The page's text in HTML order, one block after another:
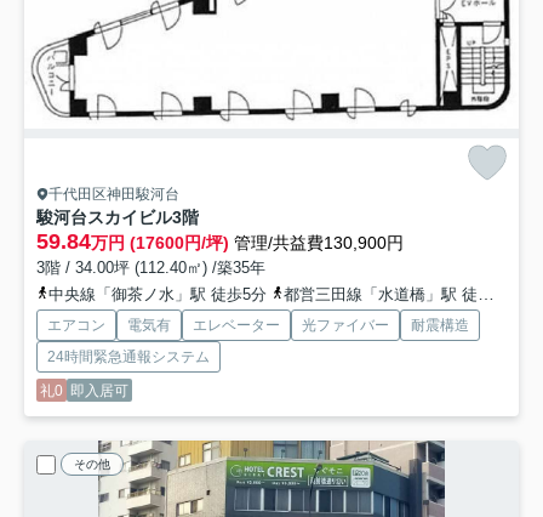
千代田区神田駿河台
駿河台スカイビル3階
59.84万円 (17600円/坪) 管理/共益費130,900円
3階 / 34.00坪 (112.40㎡) /築35年
中央線「御茶ノ水」駅 徒歩5分
都営三田線「水道橋」駅 徒歩7分
エアコン 電気有 エレベーター 光ファイバー
耐震構造
24時間緊急通報システム
礼0 即入居可
その他